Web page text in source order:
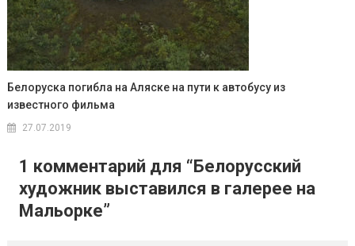
Белоруска погибла на Аляске на пути к автобусу из
известного фильма
27.07.2019
1 комментарий для “Белорусский
художник выставился в галерее на
Мальорке”